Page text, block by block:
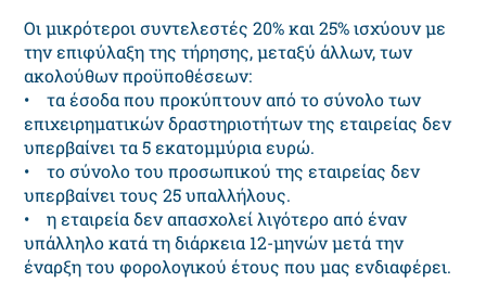
Οι μικρότεροι συντελεστές 20% και 25% ισχύουν με
την επιφύλαξη της τήρησης, μεταξύ άλλων, των
ακολούθων προϋποθέσεων:
• τα έσοδα που προκύπτουν από το σύνολο των
επιχειρηματικών δραστηριοτήτων της εταιρείας δεν
υπερβαίνει τα 5 εκατομμύρια ευρώ.
• το σύνολο του προσωπικού της εταιρείας δεν
υπερβαίνει τους 25 υπαλλήλους.
• η εταιρεία δεν απασχολεί λιγότερο από έναν
υπάλληλο κατά τη διάρκεια 12-μηνών μετά την
έναρξη του φορολογικού έτους που μας ενδιαφέρει.